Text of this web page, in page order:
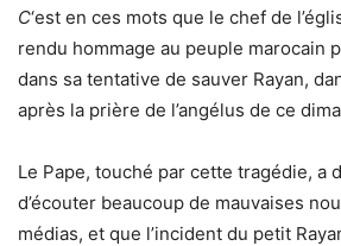
C‘est en ces mots que le chef de
rendu hommage au peuple marocain
dans sa tentative de sauver Rayan,
après la prière de l’angélus de ce
Le Pape, touché par cette tragédie, a
d’écouter beaucoup de mauvaises
médias, et que l’incident du petit